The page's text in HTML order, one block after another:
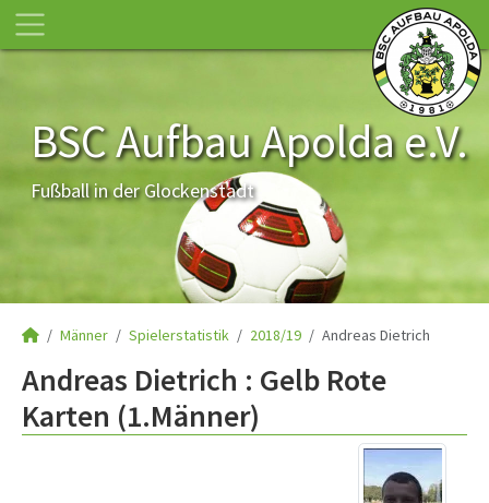
BSC Aufbau Apolda e.V.
Fußball in der Glockenstadt
Männer Spielerstatistik 2018/19 Andreas Dietrich
Andreas Dietrich : Gelb Rote
Karten (1.Männer)